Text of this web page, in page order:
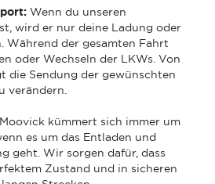
Wenn du unseren
wird er nur deine Ladung oder
Während der gesamten Fahrt
oder Wechseln der LKWs. Von
die Sendung der gewünschten
verändern.
Moovick kümmert sich immer um
es um das Entladen und
geht. Wir sorgen dafür, dass
Zustand und in sicheren